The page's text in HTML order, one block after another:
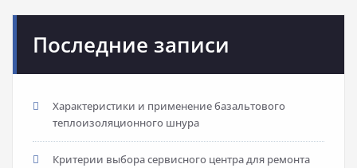
Последние записи
Характеристики и применение базальтового
теплоизоляционного шнура
Критерии выбора сервисного центра для ремонта